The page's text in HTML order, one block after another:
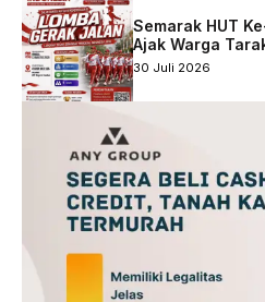
Semarak HUT
Ajak Warga
Jalan
30 Juli 2026